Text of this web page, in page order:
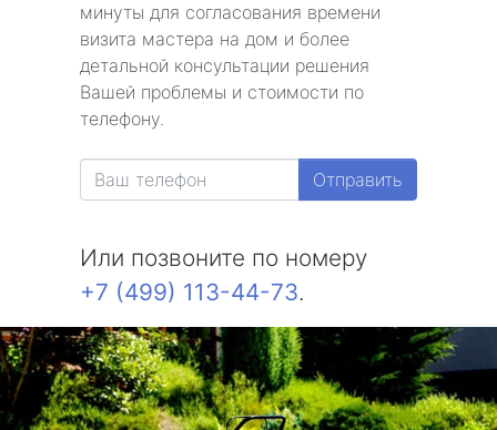
минуты для согласования времени
визита мастера на дом и более
детальной консультации решения
Вашей проблемы и стоимости по
телефону.
Отправить
Или позвоните по номеру
+7 (499) 113-44-73.